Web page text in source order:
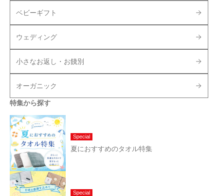
ベビーギフト
ウェディング
小さなお返し・お餞別
オーガニック
特集から探す
Special
夏におすすめのタオル特集
Special